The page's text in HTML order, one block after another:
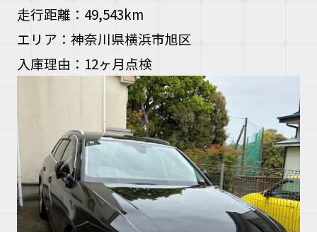
走行距離：49,543km
エリア：神奈川県横浜市旭区
入庫理由：12ヶ月点検